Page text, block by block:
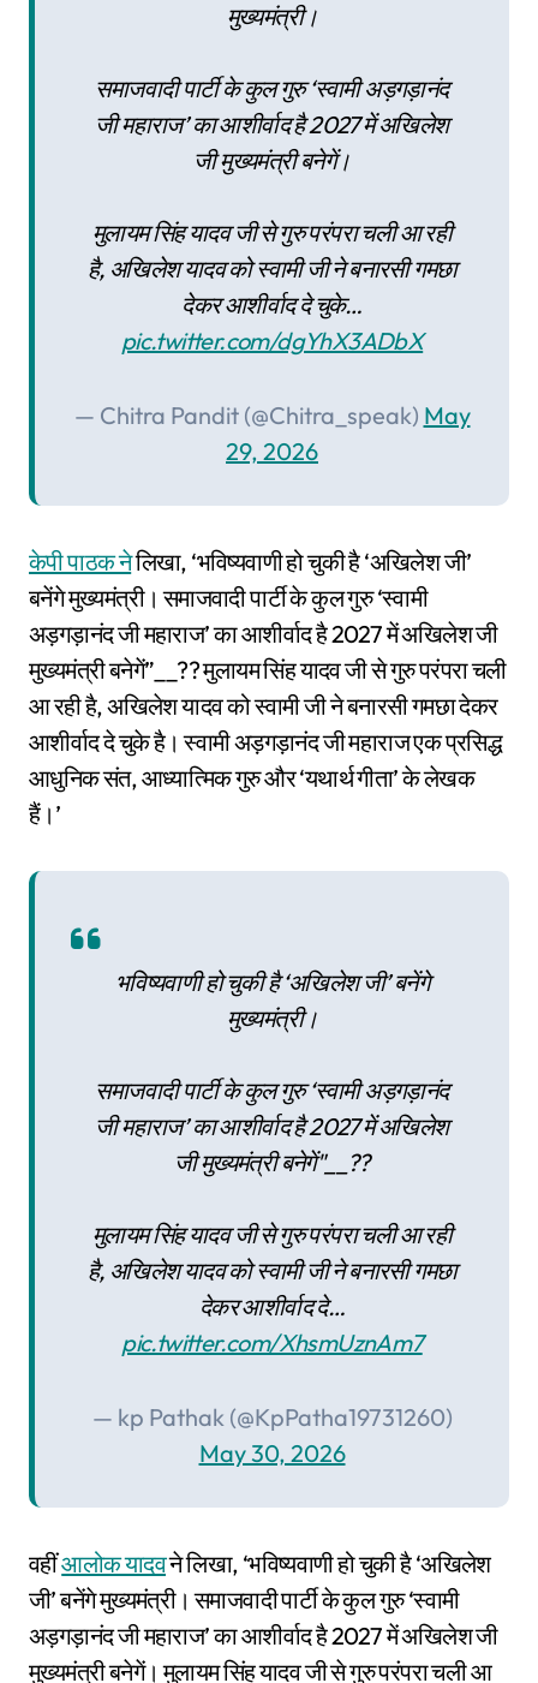
मुख्यमंत्री।
समाजवादी पार्टी के कुल गुरु ‘स्वामी अड़गड़ानंद
जी महाराज’ का आशीर्वाद है 2027 में अखिलेश
जी मुख्यमंत्री बनेगें।
मुलायम सिंह यादव जी से गुरु परंपरा चली आ रही
है, अखिलेश यादव को स्वामी जी ने बनारसी गमछा
देकर आशीर्वाद दे चुके…
pic.twitter.com/dgYhX3ADbX
— Chitra Pandit (@Chitra_speak) May
29, 2026
केपी पाठक नेलिखा, ‘भविष्यवाणी हो चुकी है ‘अखिलेश जी’
बनेंगे मुख्यमंत्री। समाजवादी पार्टी के कुल गुरु ‘स्वामी
अड़गड़ानंद जी महाराज’ का आशीर्वाद है 2027 में अखिलेश जी
मुख्यमंत्री बनेगें”__?? मुलायम सिंह यादव जी से गुरु परंपरा चली
आ रही है, अखिलेश यादव को स्वामी जी ने बनारसी गमछा देकर
आशीर्वाद दे चुके है। स्वामी अड़गड़ानंद जी महाराज एक प्रसिद्ध
आधुनिक संत, आध्यात्मिक गुरु और ‘यथार्थ गीता’ के लेखक
हैं।’
भविष्यवाणी हो चुकी है ‘अखिलेश जी’ बनेंगे
मुख्यमंत्री।
समाजवादी पार्टी के कुल गुरु ‘स्वामी अड़गड़ानंद
जी महाराज’ का आशीर्वाद है 2027 में अखिलेश
जी मुख्यमंत्री बनेगें"__??
मुलायम सिंह यादव जी से गुरु परंपरा चली आ रही
है, अखिलेश यादव को स्वामी जी ने बनारसी गमछा
देकर आशीर्वाद दे…
pic.twitter.com/XhsmUznAm7
— kp Pathak (@KpPatha19731260)
May 30, 2026
वहींआलोक यादवने लिखा, ‘भविष्यवाणी हो चुकी है ‘अखिलेश
जी’ बनेंगे मुख्यमंत्री। समाजवादी पार्टी के कुल गुरु ‘स्वामी
अड़गड़ानंद जी महाराज’ का आशीर्वाद है 2027 में अखिलेश जी
मुख्यमंत्री बनेगें। मुलायम सिंह यादव जी से गुरु परंपरा चली आ